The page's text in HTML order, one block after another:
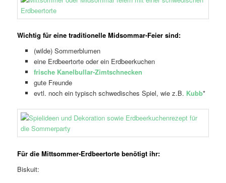
Wichtig für eine traditionelle Midsommar-Feier sind:
(wilde) Sommerblumen
eine Erdbeertorte oder ein Erdbeerkuchen
frische Kanelbullar-Zimtschnecken
gute Freunde
evtl. noch ein typisch schwedisches Spiel, wie z.B. Kubb*
Für die Mittsommer-Erdbeertorte benötigt ihr:
Biskuit: